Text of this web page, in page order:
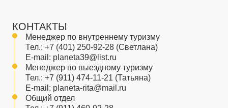
КОНТАКТЫ
Менеджер по внутреннему туризму
Тел.: +7 (401) 250-92-28 (Светлана)
E-mail: planeta39@list.ru
Менеджер по выездному туризму
Тел.: +7 (911) 474-11-21 (Татьяна)
E-mail: planeta-rita@mail.ru
Общий отдел